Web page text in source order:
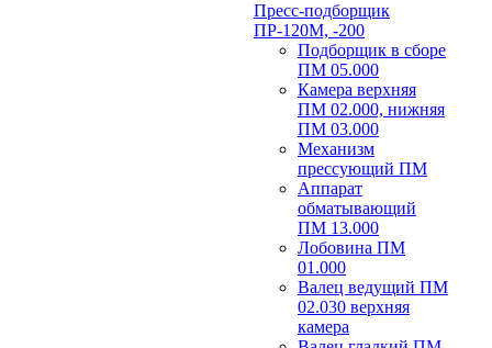
Пресс-подборщик
ПР-120М, -200
Подборщик в сборе
ПМ 05.000
Камера верхняя
ПМ 02.000, нижняя
ПМ 03.000
Механизм
прессующий ПМ
Аппарат
обматывающий
ПМ 13.000
Лобовина ПМ
01.000
Валец ведущий ПМ
02.030 верхняя
камера